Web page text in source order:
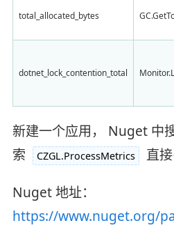
total_allocated_bytes
dotnet_lock_contention_total
新建一个应用， Nuget 中
索
CZGL.ProcessMetrics 直接
Nuget 地址：
https://www.nuget.org/